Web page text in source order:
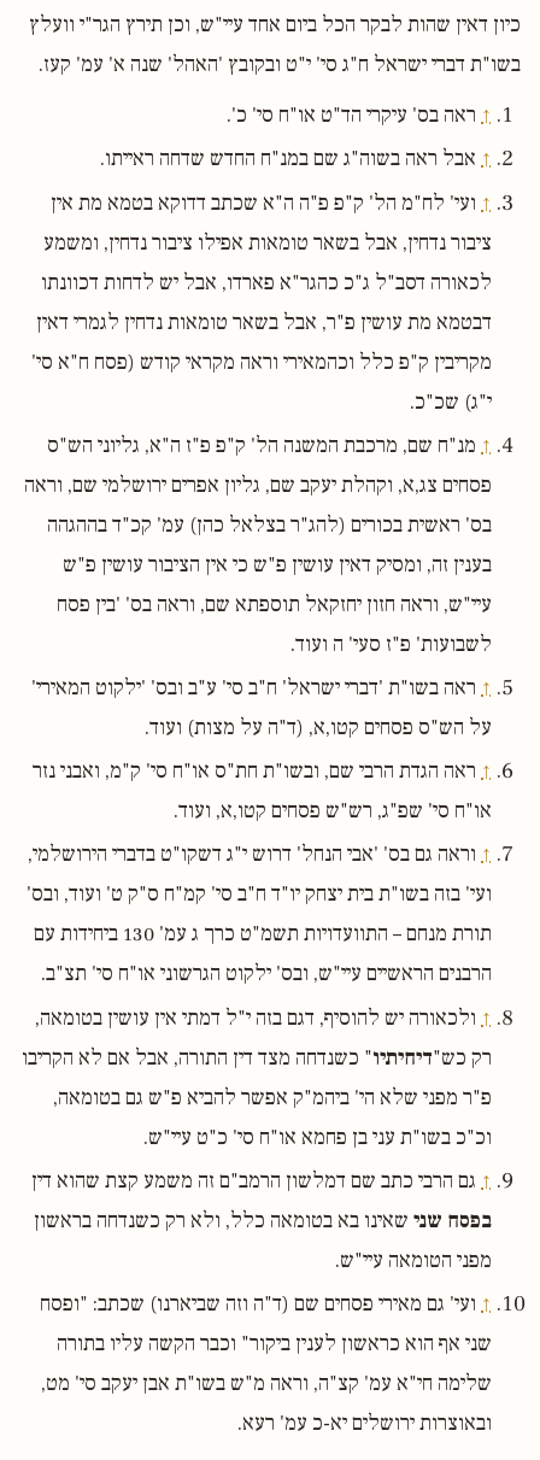
כיון דאין שהות לבקר הכל ביום אחד עיי"ש, וכן תירץ הגר"י וועלץ
בשו"ת דברי ישראל ח"ג סי' י"ט ובקובץ 'האהל' שנה א' עמ' קעז.
↑ ראה בס' עיקרי הד"ט או"ח סי' כ'.
↑ אבל ראה בשוה"ג שם במנ"ח החדש שדחה ראייתו.
↑ ועי' לח"מ הל' ק"פ פ"ה ה"א שכתב דדוקא בטמא מת אין
ציבור נדחין, אבל בשאר טומאות אפילו ציבור נדחין, ומשמע
לכאורה דסב"ל ג"כ כהגר"א פארדו, אבל יש לדחות דכוונתו
דבטמא מת עושין פ"ר, אבל בשאר טומאות נדחין לגמרי דאין
מקריבין ק"פ כלל וכהמאירי וראה מקראי קודש (פסח ח"א סי'
י"ג) שכ"כ.
↑ מנ"ח שם, מרכבת המשנה הל' ק"פ פ"ז ה"א, גליוני הש"ס
פסחים צג,א, וקהלת יעקב שם, גליון אפרים ירושלמי שם, וראה
בס' ראשית בכורים (להג"ר בצלאל כהן) עמ' קכ"ד בההגהה
בענין זה, ומסיק דאין עושין פ"ש כי אין הציבור עושין פ"ש
עיי"ש, וראה חזון יחזקאל תוספתא שם, וראה בס' 'בין פסח
לשבועות' פ"ז סעי' ה ועוד.
↑ ראה בשו"ת 'דברי ישראל' ח"ב סי' ע"ב ובס' 'ילקוט המאירי'
על הש"ס פסחים קטו,א, (ד"ה על מצות) ועוד.
↑ ראה הגדת הרבי שם, ובשו"ת חת"ס או"ח סי' ק"מ, ואבני נזר
או"ח סי' שפ"ג, רש"ש פסחים קטו,א, ועוד.
↑ וראה גם בס' 'אבי הנחל' דרוש י"ג דשקו"ט בדברי הירושלמי,
ועי' בזה בשו"ת בית יצחק יו"ד ח"ב סי' קמ"ח ס"ק ט' ועוד, ובס'
תורת מנחם – התוועדויות תשמ"ט כרך ג עמ' 130 ביחידות עם
הרבנים הראשיים עיי"ש, ובס' ילקוט הגרשוני או"ח סי' תצ"ב.
↑ ולכאורה יש להוסיף, דגם בזה י"ל דמתי אין עושין בטומאה,
רק כש"דיחיתיו" כשנדחה מצד דין התורה, אבל אם לא הקריבו
פ"ר מפני שלא הי' ביהמ"ק אפשר להביא פ"ש גם בטומאה,
וכ"כ בשו"ת עני בן פחמא או"ח סי' כ"ט עיי"ש.
↑ גם הרבי כתב שם דמלשון הרמב"ם זה משמע קצת שהוא דין
בפסח שני שאינו בא בטומאה כלל, ולא רק כשנדחה בראשון
מפני הטומאה עיי"ש.
↑ ועי' גם מאירי פסחים שם (ד"ה וזה שביארנו) שכתב: "ופסח
שני אף הוא כראשון לענין ביקור" וכבר הקשה עליו בתורה
שלימה חי"א עמ' קצ"ה, וראה מ"ש בשו"ת אבן יעקב סי' מט,
ובאוצרות ירושלים יא-כ עמ' רעא.